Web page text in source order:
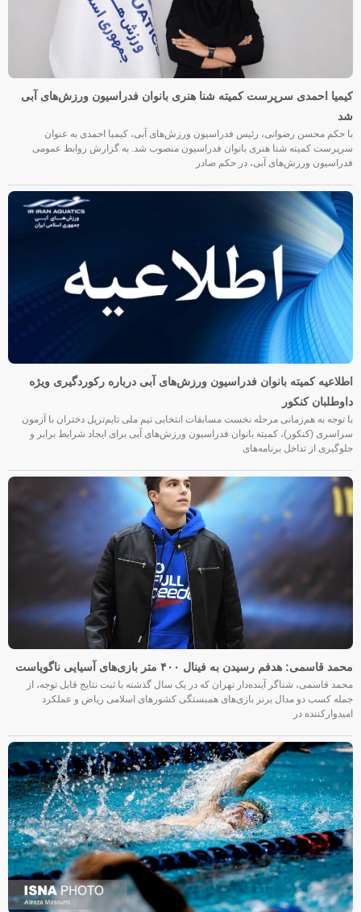
کیمیا احمدی سرپرست کمیته شنا هنری بانوان فدراسیون ورزش‌های آبی
شد
با حکم محسن رضوانی، رئیس فدراسیون ورزش‌های آبی، کیمیا احمدی به عنوان
سرپرست کمیته شنا هنری بانوان فدراسیون منصوب شد. به گزارش روابط عمومی
فدراسیون ورزش‌های آبی، در حکم صادر
اطلاعیه کمیته بانوان فدراسیون ورزش‌های آبی درباره رکوردگیری ویژه
داوطلبان کنکور
با توجه به هم‌زمانی مرحله نخست مسابقات انتخابی تیم ملی تایم‌تریل دختران با آزمون
سراسری (کنکور)، کمیته بانوان فدراسیون ورزش‌های آبی برای ایجاد شرایط برابر و
جلوگیری از تداخل برنامه‌های
محمد قاسمی: هدفم رسیدن به فینال ۴۰۰ متر بازی‌های آسیایی ناگویاست
محمد قاسمی، شناگر آینده‌دار تهران که در یک سال گذشته با ثبت نتایج قابل توجه، از
جمله کسب دو مدال برنز بازی‌های همبستگی کشورهای اسلامی ریاض و عملکرد
امیدوارکننده در